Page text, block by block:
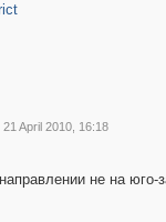
April 2010, 16:18
не на юго-